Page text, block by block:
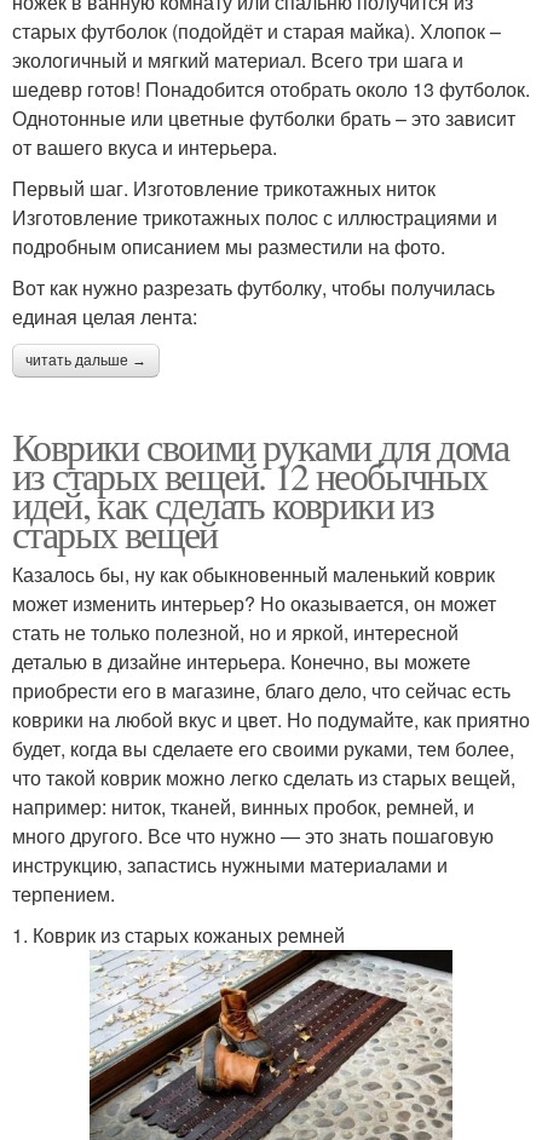
старых футболок (подойдёт и старая майка). Хлопок –
экологичный и мягкий материал. Всего три шага и
шедевр готов! Понадобится отобрать около 13 футболок.
Однотонные или цветные футболки брать – это зависит
от вашего вкуса и интерьера.
Первый шаг. Изготовление трикотажных ниток
Изготовление трикотажных полос с иллюстрациями и
подробным описанием мы разместили на фото.
Вот как нужно разрезать футболку, чтобы получилась
единая целая лента:
читать дальше →
Коврики своими руками для дома
из старых вещей. 12 необычных
идей, как сделать коврики из
старых вещей
Казалось бы, ну как обыкновенный маленький коврик
может изменить интерьер? Но оказывается, он может
стать не только полезной, но и яркой, интересной
деталью в дизайне интерьера. Конечно, вы можете
приобрести его в магазине, благо дело, что сейчас есть
коврики на любой вкус и цвет. Но подумайте, как приятно
будет, когда вы сделаете его своими руками, тем более,
что такой коврик можно легко сделать из старых вещей,
например: ниток, тканей, винных пробок, ремней, и
много другого. Все что нужно — это знать пошаговую
инструкцию, запастись нужными материалами и
терпением.
1. Коврик из старых кожаных ремней